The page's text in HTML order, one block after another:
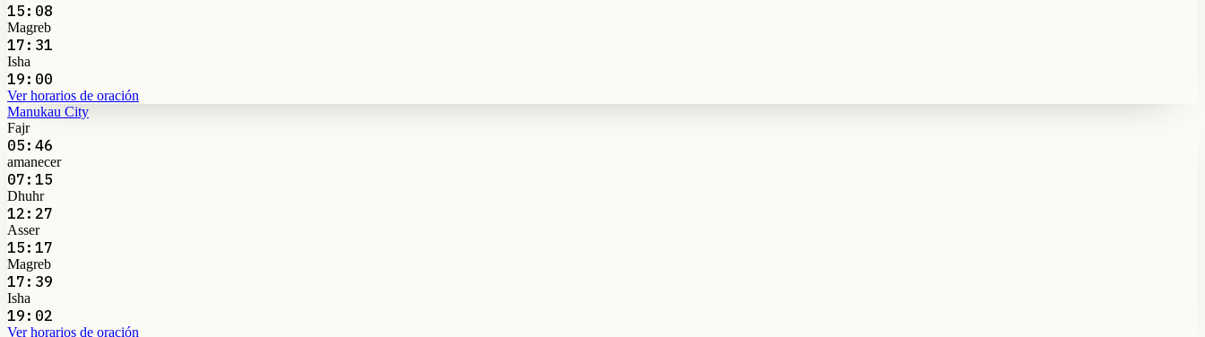
15:08
Magreb
17:31
Isha
19:00
Ver horarios de oración
Manukau City
Fajr
05:46
amanecer
07:15
Dhuhr
12:27
Asser
15:17
Magreb
17:39
Isha
19:02
Ver horarios de oración